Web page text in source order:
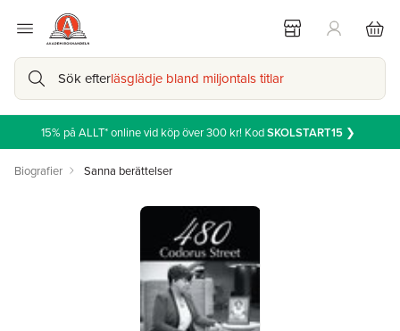
Sök efterläsglädje bland miljontals titlar
15% på ALLT* online vid köp över 300 kr! KodSKOLSTART15 ❯
Biografier Sanna berättelser